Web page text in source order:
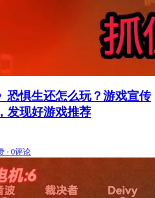
恐惧生还怎么玩？游戏宣传
发现好游戏推荐
· 0评论